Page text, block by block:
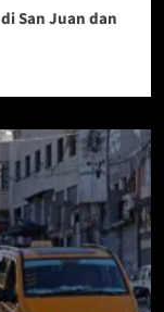
San Juan dan